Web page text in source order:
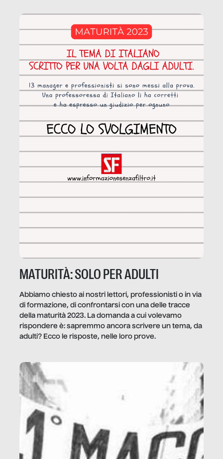
MATURITÀ: SOLO PER ADULTI
Abbiamo chiesto ai nostri lettori, professionisti o in via
di formazione, di confrontarsi con una delle tracce
della maturità 2023. La domanda a cui volevamo
rispondere è: sapremmo ancora scrivere un tema, da
adulti? Ecco le risposte, nelle loro prove.